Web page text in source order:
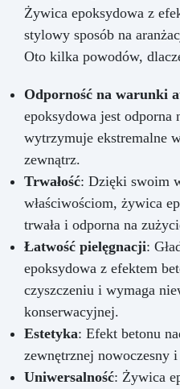
Żywica epoksydowa z
stylowy sposób na
Oto kilka powodów,
Odporność na warunki
epoksydowa jest
wytrzymuje ekstremalne
zewnątrz.
Trwałość: Dzięki swoim
właściwościom, żywica
trwała i odporna na
Łatwość pielęgnacji:
epoksydowa z efektem
czyszczeniu i wymaga
konserwacyjnej.
Estetyka: Efekt betonu
zewnętrznej nowoczesny
Uniwersalność: Żywica